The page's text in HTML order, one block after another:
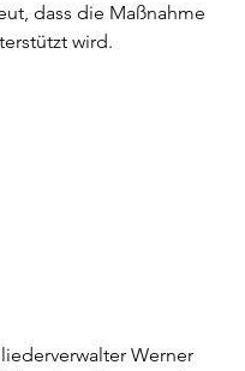
dass die Maßnahme
wird.
Werner